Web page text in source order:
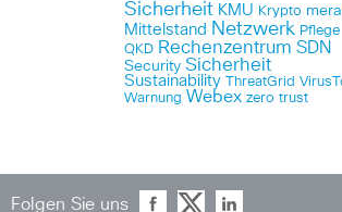
Sicherheit KMU Krypto
Mittelstand Netzwerk Pflege
QKD Rechenzentrum SDN
Security Sicherheit
Sustainability ThreatGrid
Warnung Webex zero trust
Folgen Sie uns